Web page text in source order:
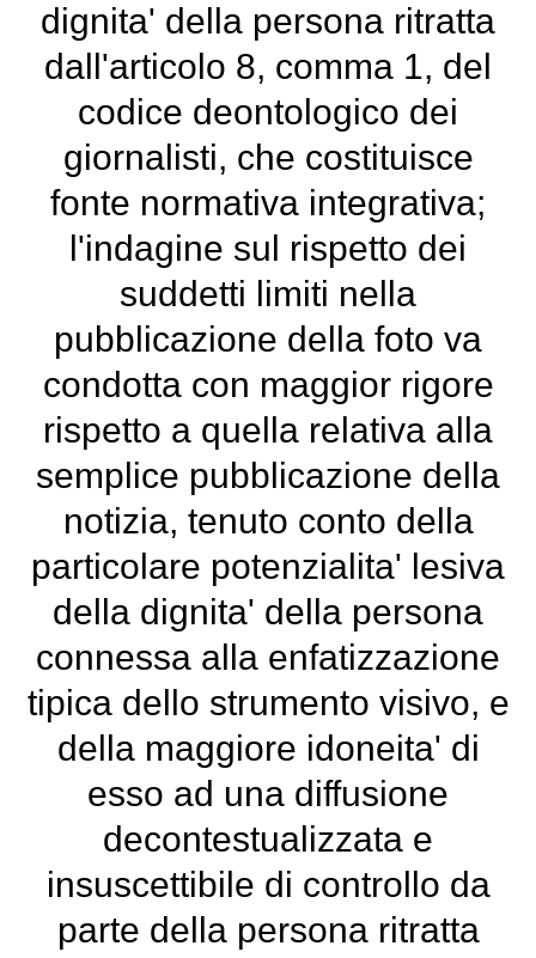
dignita' della persona ritratta
dall'articolo 8, comma 1, del
codice deontologico dei
giornalisti, che costituisce
fonte normativa integrativa;
l'indagine sul rispetto dei
suddetti limiti nella
pubblicazione della foto va
condotta con maggior rigore
rispetto a quella relativa alla
semplice pubblicazione della
notizia, tenuto conto della
particolare potenzialita' lesiva
della dignita' della persona
connessa alla enfatizzazione
tipica dello strumento visivo, e
della maggiore idoneita' di
esso ad una diffusione
decontestualizzata e
insuscettibile di controllo da
parte della persona ritratta